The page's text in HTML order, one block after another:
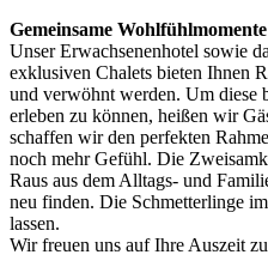
Gemeinsame
Unser Erwachsenenhotel sowie
exklusiven Chalets bieten Ihnen
und verwöhnt werden. Um diese
erleben zu können, heißen wir
schaffen wir den perfekten
noch mehr Gefühl. Die
Raus aus dem Alltags- und
neu finden. Die Schmetterlinge
lassen.
Wir freuen uns auf Ihre Auszeit